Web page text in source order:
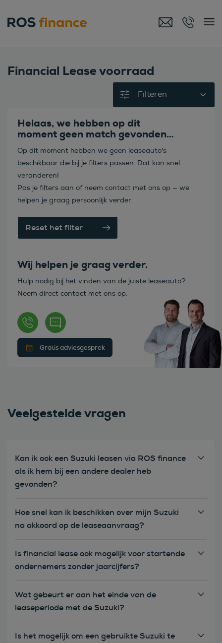
Financial Lease voorraad
Filteren
Helaas, we hebben op dit
moment geen match gevonden…
Op dit moment hebben we geen leaseauto's
beschikbaar die bij je filters passen. Dat kan snel
veranderen!
Pas je filters aan of neem contact met ons op — we
helpen je graag persoonlijk verder.
Reset het filter
Wij helpen je graag verder.
Hulp nodig bij het vinden van de juiste leaseauto?
Neem direct contact met ons op.
Gratis adviesgesprek
Veelgestelde vragen
Kan ik ook een Suzuki leasen via ROS finance
als ik hem bij een andere dealer heb
gevonden?
Hoe snel kan ik beschikken over mijn Suzuki
na akkoord op de leaseaanvraag?
Is financial lease ook mogelijk voor startende
ondernemers zonder jaarcijfers?
Wat gebeurt er aan het einde van de
leaseperiode met de Suzuki?
Is het mogelijk om een gebruikte Suzuki te